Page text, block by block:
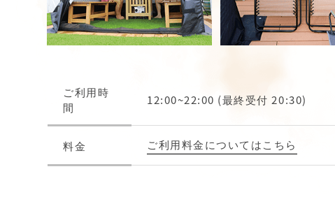
ご利用時
間
12:00~22:00 (最終受付 20:30)
料金 ご利用料金についてはこちら